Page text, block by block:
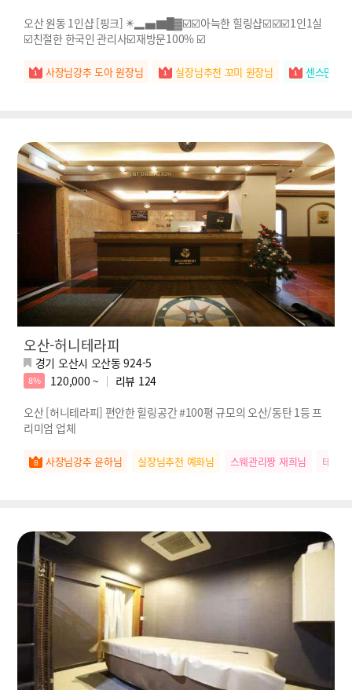
오산 원동 1인샵 [핑크] ✴️▂▅▇█▓☑️☑️아늑한 힐링샵☑️☑️☑️1인1실
☑️친절한 한국인 관리사☑️재방문100% ☑️
사장님강추 도아 원장님 실장님추천 꼬미 원장님 센스만점
오산-허니테라피
경기 오산시 오산동 924-5
8% 120,000 ~ 리뷰 124
오산 [허니테라피] 편안한 힐링공간 #100평 규모의 오산/동탄 1등 프
리미엄 업체
사장님강추 윤하님 실장님추천 예화님 스웨관리짱 재희님 테크